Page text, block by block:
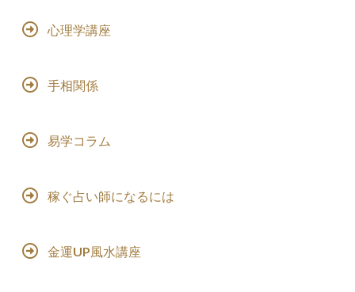
心理学講座
手相関係
易学コラム
稼ぐ占い師になるには
金運UP風水講座